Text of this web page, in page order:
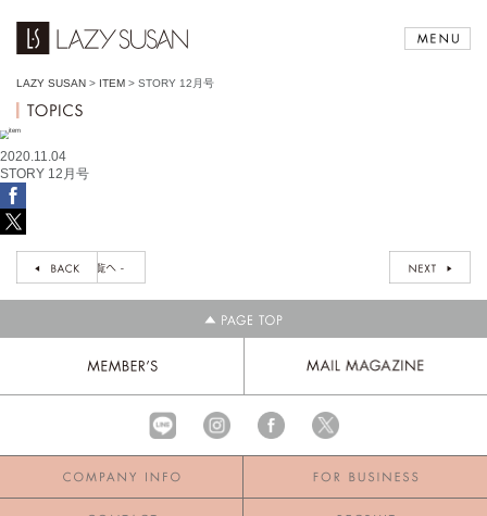
LAZY SUSAN > ITEM > STORY 12月号
2020.11.04
STORY 12月号